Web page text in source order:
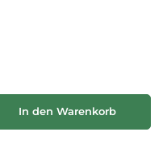
ein oder benutze die
In den Warenkorb